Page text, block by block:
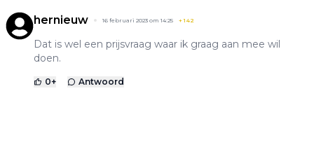
hernieuw 16 februari 2023 om 14:25 +142
Dat is wel een prijsvraag waar ik graag aan mee wil
doen.
0+ Antwoord